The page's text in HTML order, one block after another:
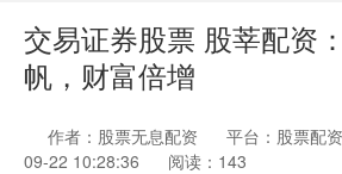
交易证券股票 股莘配资
帆，财富倍增
作者：股票无息配资 平台：股票配
09-22 10:28:36
阅读：143